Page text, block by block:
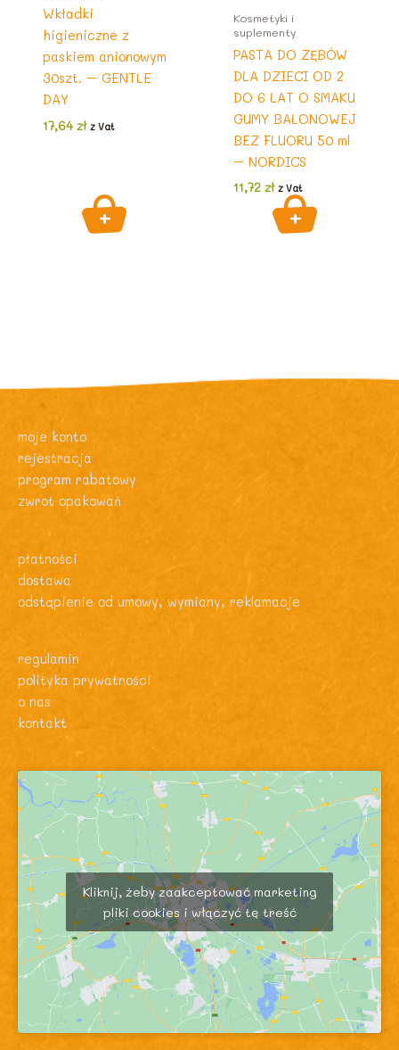
Wkładki
higieniczne z
paskiem anionowym
30szt. – GENTLE
DAY
17,64 zł z Vat
Kosmetyki i
suplementy
PASTA DO ZĘBÓW
DLA DZIECI OD 2
DO 6 LAT O SMAKU
GUMY BALONOWEJ
BEZ FLUORU 50 ml
– NORDICS
11,72 zł z Vat
moje konto
rejestracja
program rabatowy
zwrot opakowań
płatności
dostawa
odstąpienie od umowy, wymiany, reklamacje
regulamin
polityka prywatności
o nas
kontakt
Kliknij, żeby zaakceptować marketing
pliki cookies i włączyć tę treść